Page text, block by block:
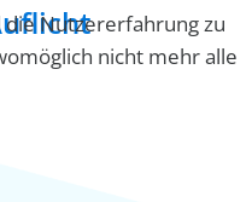
die Nutzererfahrung zu
nicht mehr alle